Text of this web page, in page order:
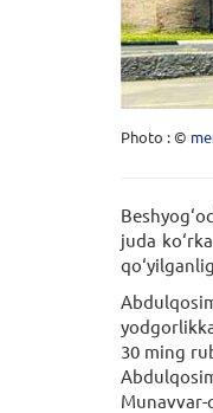
Photo : ©
juda
30 ming